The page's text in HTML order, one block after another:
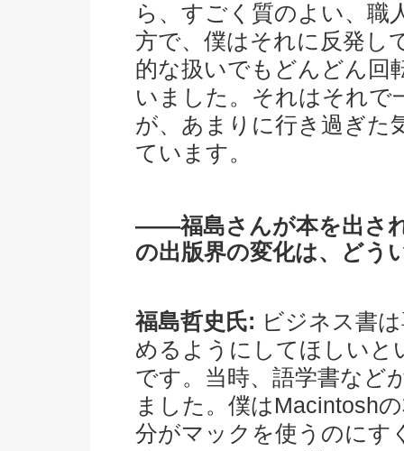
ら、すごく質のよい、職
方で、僕はそれに反発し
的な扱いでもどんどん回
いました。それはそれで
が、あまりに行き過ぎた
ています。
――福島さんが本を出さ
の出版界の変化は、どう
福島哲史氏: ビジネス書
めるようにしてほしいと
です。当時、語学書など
ました。僕はMacintosh
分がマックを使うのにす